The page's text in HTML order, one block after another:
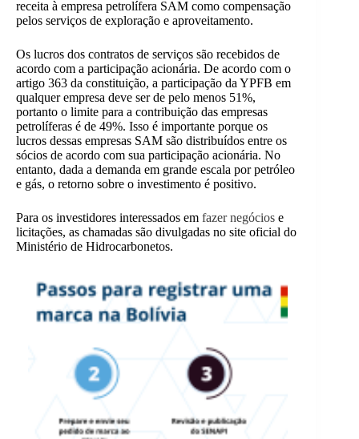
receita à empresa petrolífera SAM como compensação
pelos serviços de exploração e aproveitamento.
Os lucros dos contratos de serviços são recebidos de
acordo com a participação acionária. De acordo com o
artigo 363 da constituição, a participação da YPFB em
qualquer empresa deve ser de pelo menos 51%,
portanto o limite para a contribuição das empresas
petrolíferas é de 49%. Isso é importante porque os
lucros dessas empresas SAM são distribuídos entre os
sócios de acordo com sua participação acionária. No
entanto, dada a demanda em grande escala por petróleo
e gás, o retorno sobre o investimento é positivo.
Para os investidores interessados em fazer negócios e
licitações, as chamadas são divulgadas no site oficial do
Ministério de Hidrocarbonetos.